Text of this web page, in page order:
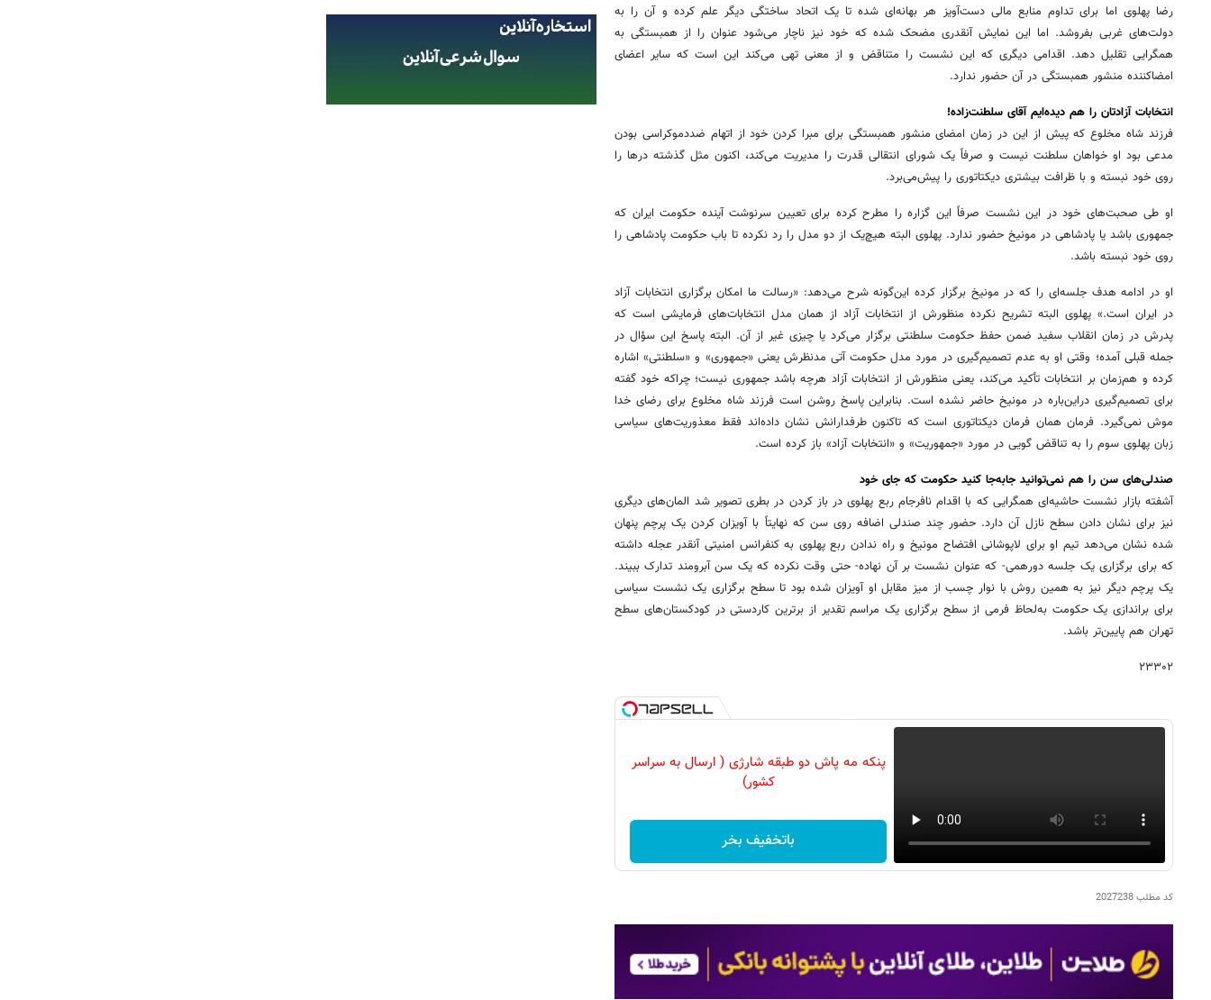
رضا پهلوی اما برای تداوم منابع مالی دست‌آویز هر بهانه‌ای شده تا یک اتحاد ساختگی دیگر علم کرده و آن را به
دولت‌های غربی بفروشد. اما این نمایش آنقدری مضحک شده که خود نیز ناچار می‌شود عنوان را از همبستگی به
همگرایی تقلیل دهد. اقدامی دیگری که این نشست را متناقض و از معنی تهی می‌کند این است که سایر اعضای
امضاکننده منشور همبستگی در آن حضور ندارد.
انتخابات آزادتان را هم دیده‌ایم آقای سلطنت‌زاده!
فرزند شاه مخلوع که پیش از این در زمان امضای منشور همبستگی برای مبرا کردن خود از اتهام ضددموکراسی بودن
مدعی بود او خواهان سلطنت نیست و صرفاً یک شورای انتقالی قدرت را مدیریت می‌کند، اکنون مثل گذشته درها را
روی خود نبسته و با ظرافت بیشتری دیکتاتوری را پیش‌می‌برد.
او طی صحبت‌های خود در این نشست صرفاً این گزاره را مطرح کرده برای تعیین سرنوشت آینده حکومت ایران که
جمهوری باشد یا پادشاهی در مونیخ حضور ندارد. پهلوی البته هیچ‌یک از دو مدل را رد نکرده تا باب حکومت پادشاهی را
روی خود نبسته باشد.
او در ادامه هدف جلسه‌ای را که در مونیخ برگزار کرده این‌گونه شرح می‌دهد: «رسالت ما امکان برگزاری انتخابات آزاد
در ایران است.» پهلوی البته تشریح نکرده منظورش از انتخابات آزاد از همان مدل انتخابات‌های فرمایشی است که
پدرش در زمان انقلاب سفید ضمن حفظ حکومت سلطنتی برگزار می‌کرد یا چیزی غیر از آن. البته پاسخ این سؤال در
جمله قبلی آمده؛ وقتی او به عدم تصمیم‌گیری در مورد مدل حکومت آتی مدنظرش یعنی «جمهوری» و «سلطنتی» اشاره
کرده و هم‌زمان بر انتخابات تأکید می‌کند، یعنی منظورش از انتخابات آزاد هرچه باشد جمهوری نیست؛ چراکه خود گفته
برای تصمیم‌گیری دراین‌باره در مونیخ حاضر نشده است. بنابراین پاسخ روشن است فرزند شاه مخلوع برای رضای خدا
موش نمی‌گیرد. فرمان همان فرمان دیکتاتوری است که تاکنون طرفدارانش نشان داده‌اند فقط معذوریت‌های سیاسی
زبان پهلوی سوم را به تناقض گویی در مورد «جمهوریت» و «انتخابات آزاد» باز کرده است.
صندلی‌های سن را هم نمی‌توانید جابه‌جا کنید حکومت که جای خود
آشفته بازار نشست حاشیه‌ای همگرایی که با اقدام نافرجام ربع پهلوی در باز کردن در بطری تصویر شد المان‌های دیگری
نیز برای نشان دادن سطح نازل آن دارد. حضور چند صندلی اضافه روی سن که نهایتاً با آویزان کردن یک پرچم پنهان
شده نشان می‌دهد تیم او برای لاپوشانی افتضاح مونیخ و راه ندادن ربع پهلوی به کنفرانس امنیتی آنقدر عجله داشته
که برای برگزاری یک جلسه دورهمی- که عنوان نشست بر آن نهاده- حتی وقت نکرده که یک سن آبرومند تدارک ببیند.
یک پرچم دیگر نیز به همین روش با نوار چسب از میز مقابل او آویزان شده بود تا سطح برگزاری یک نشست سیاسی
برای براندازی یک حکومت به‌لحاظ فرمی از سطح برگزاری یک مراسم تقدیر از برترین کاردستی در کودکستان‌های سطح
تهران هم پایین‌تر باشد.
۲۳۳۰۲
پنکه مه پاش دو طبقه شارژی ( ارسال به سراسر
کشور)
باتخفیف بخر
کد مطلب2027238